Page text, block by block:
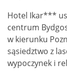
Hotel Ikar***
centrum
w kierunku
sąsiedztwo z
wypoczynek i